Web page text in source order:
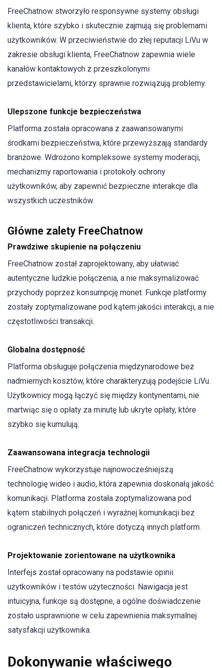
FreeChatnow stworzyło responsywne systemy obsługi
klienta, które szybko i skutecznie zajmują się problemami
użytkowników. W przeciwieństwie do złej reputacji LiVu w
zakresie obsługi klienta, FreeChatnow zapewnia wiele
kanałów kontaktowych z przeszkolonymi
przedstawicielami, którzy sprawnie rozwiązują problemy.
Ulepszone funkcje bezpieczeństwa
Platforma została opracowana z zaawansowanymi
środkami bezpieczeństwa, które przewyższają standardy
branżowe. Wdrożono kompleksowe systemy moderacji,
mechanizmy raportowania i protokoły ochrony
użytkowników, aby zapewnić bezpieczne interakcje dla
wszystkich uczestników.
Główne zalety FreeChatnow
Prawdziwe skupienie na połączeniu
FreeChatnow został zaprojektowany, aby ułatwiać
autentyczne ludzkie połączenia, a nie maksymalizować
przychody poprzez konsumpcję monet. Funkcje platformy
zostały zoptymalizowane pod kątem jakości interakcji, a nie
częstotliwości transakcji.
Globalna dostępność
Platforma obsługuje połączenia międzynarodowe bez
nadmiernych kosztów, które charakteryzują podejście LiVu.
Użytkownicy mogą łączyć się między kontynentami, nie
martwiąc się o opłaty za minutę lub ukryte opłaty, które
szybko się kumulują.
Zaawansowana integracja technologii
FreeChatnow wykorzystuje najnowocześniejszą
technologię wideo i audio, która zapewnia doskonałą jakość
komunikacji. Platforma została zoptymalizowana pod
kątem stabilnych połączeń i wyraźnej komunikacji bez
ograniczeń technicznych, które dotyczą innych platform.
Projektowanie zorientowane na użytkownika
Interfejs został opracowany na podstawie opinii
użytkowników i testów użyteczności. Nawigacja jest
intuicyjna, funkcje są dostępne, a ogólne doświadczenie
zostało usprawnione w celu zapewnienia maksymalnej
satysfakcji użytkownika.
Dokonywanie właściwego